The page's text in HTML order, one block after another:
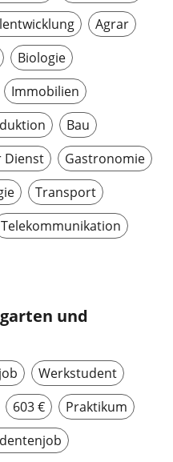
Agrar
Biologie
Immobilien
Bau
Dienst
Gastronomie
Transport
Telekommunikation
und
Werkstudent
603 €
Praktikum